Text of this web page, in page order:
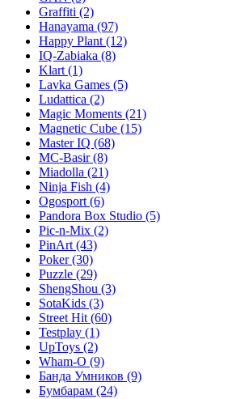
Graffiti (2)
Hanayama (97)
Happy Plant (12)
IQ-Zabiaka (8)
Klart (1)
Lavka Games (5)
Ludattica (2)
Magic Moments (21)
Magnetic Cube (15)
Master IQ (68)
MC-Basir(8)
Miadolla (21)
Ninja Fish (4)
Ogosport (6)
Pandora Box Studio (5)
Pic-n-Mix (2)
PinArt (43)
Poker(30)
Puzzle (29)
ShengShou (3)
SotaKids (3)
Street Hit (60)
Testplay (1)
UpToys (2)
Wham-O (9)
Банда Умников (9)
Бумбарам (24)